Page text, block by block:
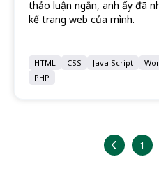
thảo luận ngắn, anh ấy đã
kế trang web của mình.
HTML CSS Java Script
PHP
1